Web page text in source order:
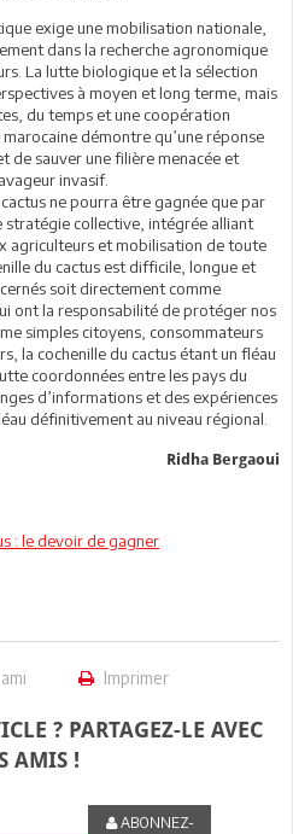
exige une mobilisation nationale,
dans la recherche agronomique
La lutte biologique et la sélection
à moyen et long terme, mais
du temps et une coopération
démontre qu’une réponse
de sauver une filière menacée et
invasif.
ne pourra être gagnée que par
collective, intégrée alliant
agriculteurs et mobilisation de toute
du cactus est difficile, longue et
soit directement comme
ont la responsabilité de protéger nos
simples citoyens, consommateurs
la cochenille du cactus étant un fléau
coordonnées entre les pays du
d’informations et des expériences
définitivement au niveau régional.
Ridha Bergaoui
: le devoir de gagner
Imprimer
? PARTAGEZ-LE AVEC
AMIS !
ABONNEZ-